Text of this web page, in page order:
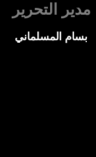
مدير التحرير
بسام المسلماني